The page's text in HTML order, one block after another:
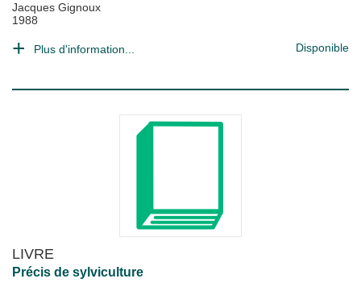
Jacques Gignoux
1988
Plus d'information... Disponible
LIVRE
Précis de sylviculture